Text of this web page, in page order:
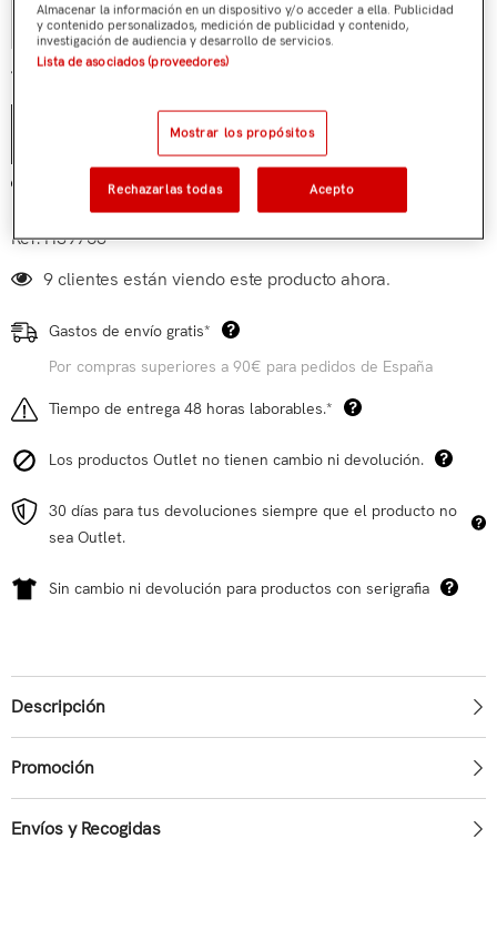
Total parcial: €19,95
AÑADIR AL CARRITO
Añadir a mi lista de deseos
Ref:HS9768
9 clientes están viendo este producto ahora.
Gastos de envío gratis*
Por compras superiores a 90€ para pedidos de España
Tiempo de entrega 48 horas laborables.*
Los productos Outlet no tienen cambio ni devolución.
30 días para tus devoluciones siempre que el producto no
sea Outlet.
Sin cambio ni devolución para productos con serigrafia
Descripción
Promoción
Envíos y Recogidas
Almacenar la información en un dispositivo y/o acceder a ella. Publicidad
y contenido personalizados, medición de publicidad y contenido,
investigación de audiencia y desarrollo de servicios.
Lista de asociados (proveedores)
Mostrar los propósitos
Rechazarlas todas Acepto